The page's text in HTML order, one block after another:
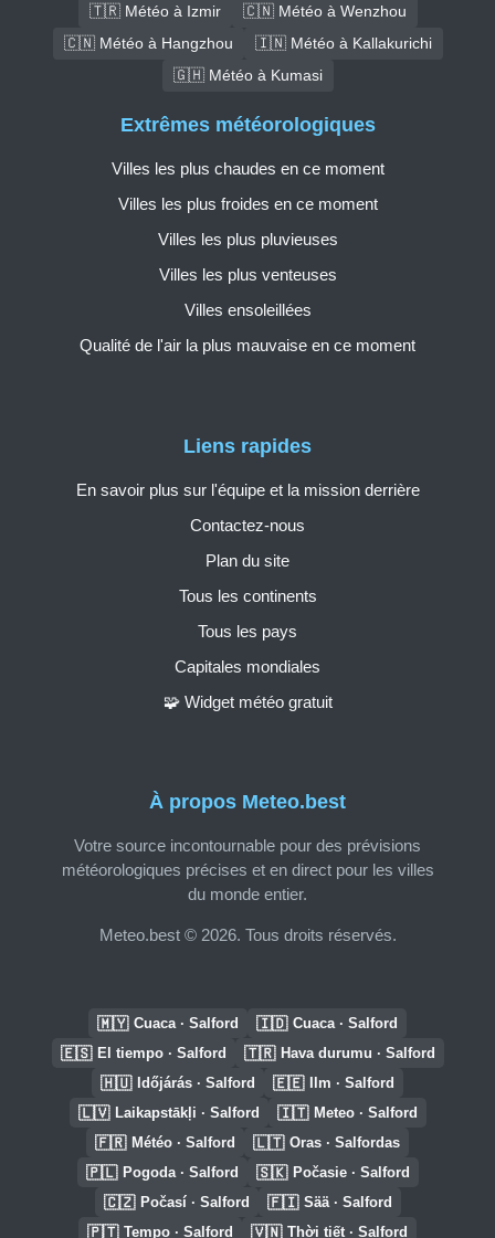
🇹🇷 Météo à Izmir
🇨🇳 Météo à Wenzhou
🇨🇳 Météo à Hangzhou
🇮🇳 Météo à Kallakurichi
🇬🇭 Météo à Kumasi
À propos Meteo.best
Votre source incontournable pour des prévisions
météorologiques précises et en direct pour les villes
du monde entier.
Meteo.best © 2026. Tous droits réservés.
Liens rapides
En savoir plus sur l'équipe et la mission derrière
Contactez-nous
Plan du site
Tous les continents
Tous les pays
Capitales mondiales
🧩 Widget météo gratuit
Extrêmes météorologiques
Villes les plus chaudes en ce moment
Villes les plus froides en ce moment
Villes les plus pluvieuses
Villes les plus venteuses
Villes ensoleillées
Qualité de l'air la plus mauvaise en ce moment
🇲🇾 Cuaca · Salford 🇮🇩 Cuaca · Salford
🇪🇸 El tiempo · Salford 🇹🇷 Hava durumu · Salford
🇭🇺 Időjárás · Salford 🇪🇪 Ilm · Salford
🇱🇻 Laikapstākļi · Salford 🇮🇹 Meteo · Salford
🇫🇷 Météo · Salford 🇱🇹 Oras · Salfordas
🇵🇱 Pogoda · Salford 🇸🇰 Počasie · Salford
🇨🇿 Počasí · Salford 🇫🇮 Sää · Salford
🇵🇹 Tempo · Salford 🇻🇳 Thời tiết · Salford